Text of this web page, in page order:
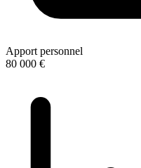
Apport personnel
80 000 €